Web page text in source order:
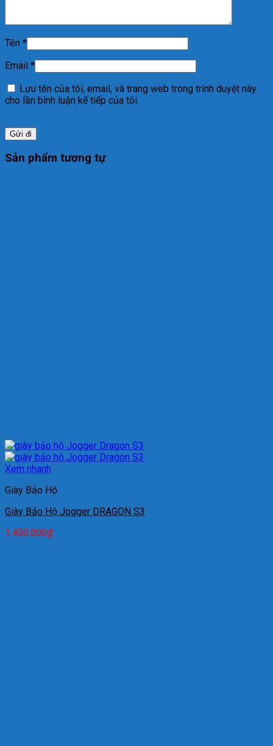
Tên *
Email *
Lưu tên của tôi, email, và trang web trong trình duyệt này
cho lần bình luận kế tiếp của tôi.
Sản phẩm tương tự
Xem nhanh
Giày Bảo Hộ
Giày Bảo Hộ Jogger DRAGON S3
1.450.000₫